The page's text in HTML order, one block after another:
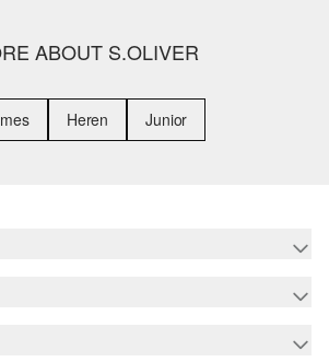
ABOUT S.OLIVER
Heren Junior